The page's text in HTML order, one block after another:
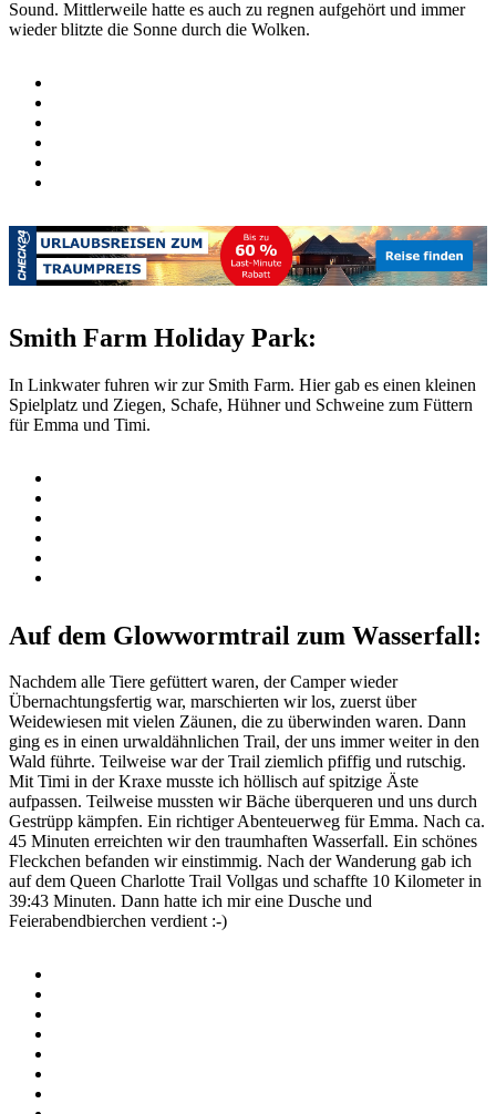
Sound. Mittlerweile hatte es auch zu regnen aufgehört und immer
wieder blitzte die Sonne durch die Wolken.
Smith Farm Holiday Park:
In Linkwater fuhren wir zur Smith Farm. Hier gab es einen kleinen
Spielplatz und Ziegen, Schafe, Hühner und Schweine zum Füttern
für Emma und Timi.
Auf dem Glowwormtrail zum Wasserfall:
Nachdem alle Tiere gefüttert waren, der Camper wieder
Übernachtungsfertig war, marschierten wir los, zuerst über
Weidewiesen mit vielen Zäunen, die zu überwinden waren. Dann
ging es in einen urwaldähnlichen Trail, der uns immer weiter in den
Wald führte. Teilweise war der Trail ziemlich pfiffig und rutschig.
Mit Timi in der Kraxe musste ich höllisch auf spitzige Äste
aufpassen. Teilweise mussten wir Bäche überqueren und uns durch
Gestrüpp kämpfen. Ein richtiger Abenteuerweg für Emma. Nach ca.
45 Minuten erreichten wir den traumhaften Wasserfall. Ein schönes
Fleckchen befanden wir einstimmig. Nach der Wanderung gab ich
auf dem Queen Charlotte Trail Vollgas und schaffte 10 Kilometer in
39:43 Minuten. Dann hatte ich mir eine Dusche und
Feierabendbierchen verdient :-)